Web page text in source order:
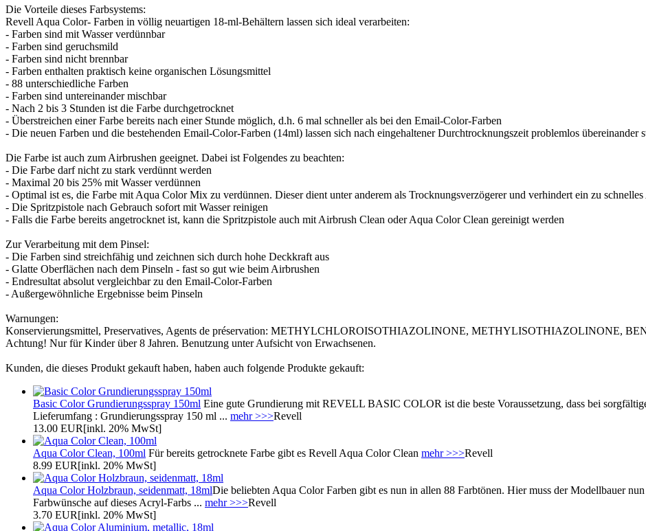
Die Vorteile dieses Farbsystems:
Revell Aqua Color- Farben in völlig neuartigen 18-ml-Behältern lassen sich ideal verarbeiten:
- Farben sind mit Wasser verdünnbar
- Farben sind geruchsmild
- Farben sind nicht brennbar
- Farben enthalten praktisch keine organischen Lösungsmittel
- 88 unterschiedliche Farben
- Farben sind untereinander mischbar
- Nach 2 bis 3 Stunden ist die Farbe durchgetrocknet
- Überstreichen einer Farbe bereits nach einer Stunde möglich, d.h. 6 mal schneller als bei den Email-Color-Farben
- Die neuen Farben und die bestehenden Email-Color-Farben (14ml) lassen sich nach eingehaltener Durchtrocknungszeit problemlos übereinander
Die Farbe ist auch zum Airbrushen geeignet. Dabei ist Folgendes zu beachten:
- Die Farbe darf nicht zu stark verdünnt werden
- Maximal 20 bis 25% mit Wasser verdünnen
- Optimal ist es, die Farbe mit Aqua Color Mix zu verdünnen. Dieser dient unter anderem als Trocknungsverzögerer und verhindert ein zu
- Die Spritzpistole nach Gebrauch sofort mit Wasser reinigen
- Falls die Farbe bereits angetrocknet ist, kann die Spritzpistole auch mit Airbrush Clean oder Aqua Color Clean gereinigt werden
Zur Verarbeitung mit dem Pinsel:
- Die Farben sind streichfähig und zeichnen sich durch hohe Deckkraft aus
- Glatte Oberflächen nach dem Pinseln - fast so gut wie beim Airbrushen
- Endresultat absolut vergleichbar zu den Email-Color-Farben
- Außergewöhnliche Ergebnisse beim Pinseln
Warnungen:
Konservierungsmittel, Preservatives, Agents de préservation: METHYLCHLOROISOTHIAZOLINONE, METHYLISOTHIAZOLINONE,
Achtung! Nur für Kinder über 8 Jahren. Benutzung unter Aufsicht von Erwachsenen.
Kunden, die dieses Produkt gekauft haben, haben auch folgende Produkte gekauft:
Basic Color Grundierungsspray 150ml Eine gute Grundierung mit REVELL BASIC COLOR ist die beste Voraussetzung, dass bei
Lieferumfang : Grundierungsspray 150 ml ... mehr >>>Revell
13.00 EUR[inkl. 20% MwSt]
Aqua Color Clean, 100ml Für bereits getrocknete Farbe gibt es Revell Aqua Color Clean mehr >>>Revell
8.99 EUR[inkl. 20% MwSt]
Aqua Color Holzbraun, seidenmatt, 18mlDie beliebten Aqua Color Farben gibt es nun in allen 88 Farbtönen. Hier muss der Modellbauer
Farbwünsche auf dieses Acryl-Farbs ... mehr >>>Revell
3.70 EUR[inkl. 20% MwSt]